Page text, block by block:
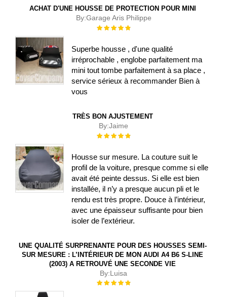
ACHAT D'UNE HOUSSE DE PROTECTION POUR MINI
By:Garage Aris Philippe
Évaluation :
Superbe housse , d'une qualité
irréprochable , englobe parfaitement ma
mini tout tombe parfaitement à sa place ,
service sérieux à recommander Bien à
vous
TRÈS BON AJUSTEMENT
By:Jaime
Évaluation :
Housse sur mesure. La couture suit le
profil de la voiture, presque comme si elle
avait été peinte dessus. Si elle est bien
installée, il n’y a presque aucun pli et le
rendu est très propre. Douce à l’intérieur,
avec une épaisseur suffisante pour bien
isoler de l’extérieur.
UNE QUALITÉ SURPRENANTE POUR DES HOUSSES SEMI-
SUR MESURE : L’INTÉRIEUR DE MON AUDI A4 B6 S-LINE
(2003) A RETROUVÉ UNE SECONDE VIE
By:Luisa
Évaluation :